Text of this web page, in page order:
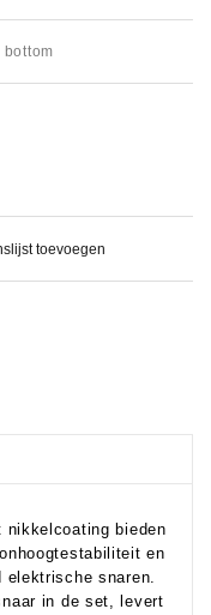
toevoegen
nikkelcoating bieden
en
elektrische snaren.
in de set, levert